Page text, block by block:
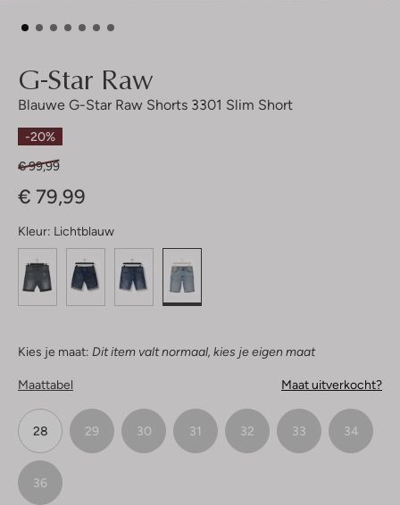
G-Star Raw
Blauwe G-Star Raw Shorts 3301 Slim Short
-20%
€ 99,99
€ 79,99
Kleur: Lichtblauw
Kies je maat: Dit item valt normaal, kies je eigen maat
Maattabel Maat uitverkocht?
28 29 30 31 32 33 34
36